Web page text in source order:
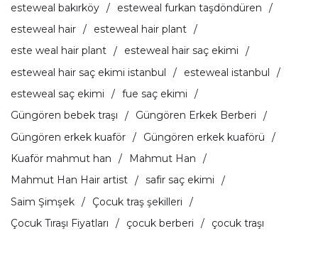
esteweal bakırköy
esteweal furkan taşdöndüren
esteweal hair
esteweal hair plant
este weal hair plant
esteweal hair saç ekimi
esteweal hair saç ekimi istanbul
esteweal istanbul
esteweal saç ekimi
fue saç ekimi
Güngören bebek traşı
Güngören Erkek Berberi
Güngören erkek kuaför
Güngören erkek kuaförü
Kuaför mahmut han
Mahmut Han
Mahmut Han Hair artist
safir saç ekimi
Saim Şimşek
Çocuk traş şekilleri
Çocuk Tıraşı Fiyatları
çocuk berberi çocuk traşı